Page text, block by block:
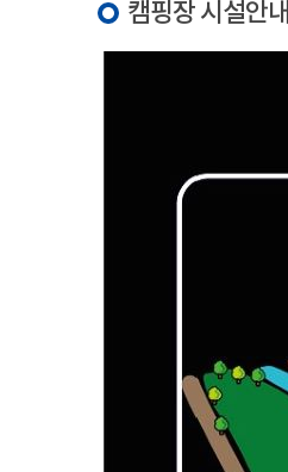
캠핑장 시설안내